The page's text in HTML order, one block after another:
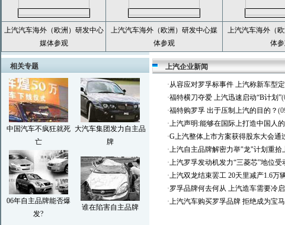
上汽汽车海外（欧洲）研发中心
媒体参观
上汽汽车海外（欧洲）研发中心媒
体参观
上汽汽车海外（
体
相关专题
中国汽车不疯狂就死
亡
大汽车集团发力自主品
牌
06年自主品牌能否爆
发?
谁在陷害自主品牌
上汽企业新闻
·从容应对罗孚标事件 上汽称新车型
·福特横刀夺爱 上汽迅速启动“B计划”
·福特购罗孚 出于压制上汽的目的？
·上汽声明:能够在国际上打造中国人
·G上汽整体上市方案获得股东大会通
·上汽自主品牌解密力举"龙"计划重拾
·上汽罗孚发动机发力“三菱芯”地位受
·上汽双龙结束罢工 20天里减产1.6万
·罗孚品牌何去何从 上汽造车需要冷
·上汽汽车购买罗孚品牌 拒绝成为宝